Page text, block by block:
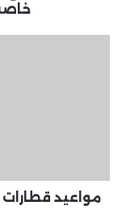
مواعيد